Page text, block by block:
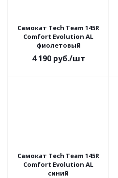
Самокат Tech Team 145R
Comfort Evolution AL
фиолетовый
4 190руб./шт
Самокат Tech Team 145R
Comfort Evolution AL
синий